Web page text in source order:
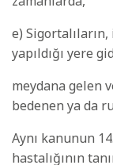
e)
yapıldığı yere
meydana gelen
bedenen ya da
Aynı kanunun
hastalığının